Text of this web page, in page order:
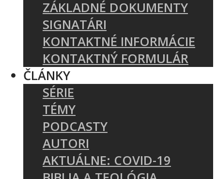
ZÁKLADNÉ DOKUMENTY
SIGNATÁRI
KONTAKTNÉ INFORMÁCIE
KONTAKTNÝ FORMULÁR
ČLÁNKY
SÉRIE
TÉMY
PODCASTY
AUTORI
AKTUÁLNE: COVID-19